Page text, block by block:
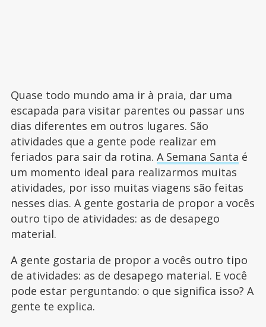
Quase todo mundo ama ir à praia, dar uma
escapada para visitar parentes ou passar uns
dias diferentes em outros lugares. São
atividades que a gente pode realizar em
feriados para sair da rotina. A Semana Santa é
um momento ideal para realizarmos muitas
atividades, por isso muitas viagens são feitas
nesses dias. A gente gostaria de propor a vocês
outro tipo de atividades: as de desapego
material.
A gente gostaria de propor a vocês outro tipo
de atividades: as de desapego material. E você
pode estar perguntando: o que significa isso? A
gente te explica.